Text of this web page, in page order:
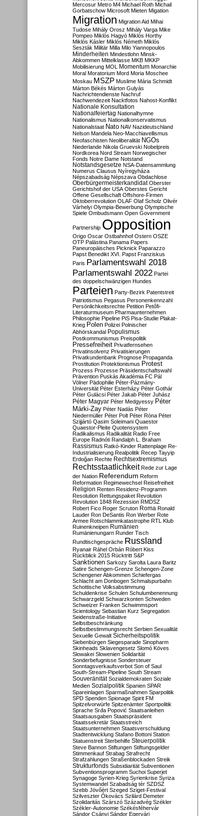
Mercosur Metro M4 Michael Roth Michail
Gorbatschow Microsoft Mieten Migation
Migration Migration Aid Mihai
Tudose Mihály Orosz Mihály Varga Mike
Pompeo Miklós Hagyó Miklós Horthy
Miklós Kásler Miklós Németh Miklós
Seszták Militär Milla Milo Yiannopoulos
Minderheiten Mindestlohn Minsk-
Abkommen Mittelklasse MKB MKKP
Mobilisierung MOL Momentum Monarchie
Moral Moratorium Mord Moria Moschee
Moskau MSZP Muslime Mária Schmidt
Márton Békés Márton Gulyás
Nachrichtendienste Nachruf
Nachwendezeit Nacktfotos Nahost-Konflikt
Nationale Konsultation
Nationalfeiertag Nationalhymne
Nationalismus Nationalkonservatismus
Nationalstaat Nato NAV Nazideutschland
Nelson Mandela Neo-Macchiavellismus
Neofaschisten Neoliberalität NGOs
Niederlande Nikola Gruevski Nobelpreis
Nordkorea Nord Stream Norwegischer
Fonds Notre Dame Notstand
Notstandsgesetze NSA-Datensammlung
Numerus Clausus Nyíregyháza
Népszabadság Népszava Obdachlose
Oberbürgermeisterkandidat Oberster
Gerichtshof der USA Oberstes Gericht
Offene Gesellschaft Offshore-Firmen
Oktoberrevolution OLAF Olaf Scholz Olivér
Várhelyi Olympia-Bewerbung Olympische
Spiele Ombudsmann Open Government
Partnership Opposition
Origo Oscar Ostbahnhof Ostern OSZE
OTP Palästina Panama Papers
Paneuropäisches Picknick Paparazzo
Papst Benedikt XVI. Papst Franziskus
Paris Parlamentswahl 2018
Parlamentswahl 2022 Partei
des doppelschwänzigen Hundes
Parteien Party-Bezirk Patentstreit
Patriotismus Pegasus Personenkennzahl
Persönlichkeitsrechte Petition Petőfi-
Literaturmuseum Pharmaunternehmen
Philosophie Pipeline PiS Pisa-Studie Plakat-
Krieg Polen Polizei Polnischer
Abhörskandal Populismus
Postkommunismus Preispolitik
Pressefreiheit Privatfernsehen
Privatinsolvenz Privatisierungen
Privatkundenbank Prognose Propaganda
Prostitution Protektionismus Protest
Prozess Prozesse Präsidentschaftswahl
Prävention Puskás Akadémia FC Pál
Völner Pädophilie Péter-Pázmány-
Universität Péter Esterházy Péter Gothár
Péter Gulácsi Péter Jakab Péter Juhász
Péter Magyar Péter Medgyessy Péter
Márki-Zay Péter Nadás Péter
Niedermüller Péter Polt Péter Róna Péter
Szijjártó Qasim Soleimani Quaestor
Quaestor-Pleite Quotensystem
Radikalismus Radikalität Radio Free
Europe Radnóti Randalph L. Braham
Rassismus Ratkó-Kinder Rattenplage Re-
Industrialisierung Realpolitik Recep Tayyip
Erdoğan Rechte Rechtsextremismus
Rechtsstaatlichkeit Rede zur Lage
der Nation Referendum Reform
Reformation Regimewechsel Reisefreiheit
Religion Renten Residenz-Programm
Resolution Rettungspaket Revolution
Revolution 1848 Rezession RMDSZ
Robert Fico Roger Scruton Roma Ronald
Lauder Ron DeSantis Ron Werber Rote
Armee Rotschlammkatastrophe RTL Klub
Ruinenkneipen Rumänien
Rumänienungarn Runder Tisch
Rundtischgespräche Russland
Ryanair Ráhel Orbán Róbert Kiss
Rückblick 2015 Rücktritt S&P
Sanktionen Sarkozy Sarolta Laura Baritz
Satire Schengen-Grenze Schengen-Zone
Schengener Abkommen Schiefergas
Schlacht am Donbogen Schmalspurbahn
Schottische Volksabstimmung
Schuldenkrise Schulen Schulumbenennung
Schwarzgeld Schwarzkonten Schweden
Schweizer Franken Schwimmsport
Scientology Sebastian Kurz Segregation
Seidenstraße-Initiative
Selbstbeschränkung
Selbstbestimmungsrecht Serbien Sexualität
Sexuelle Gewalt Sicherheitspolitik
Siebenbürgen Siegesparade Sinopharm
Skinheads Sklavengesetz Slomó Köves
Slowakei Slowenien Solidarität
Sonderbefugnisse Sondersteuer
Sonntagsverkaufsverbot Son of Saul
South-Stream-Pipeline South Stream
Souveränität Sozialdemokraten Soziale
Medien Sozialpolitik Spanien SPAR
Spareinlagen Sparmaßnahmen Sparpolitik
SPD Spenden Spionage Spirit FM
Spitzelvorwürfe Spitzenämter Sportpolitik
Sprache Srđa Popović Staatsanleihen
Staatsausgaben Staatspräsident
Staatssekretär Staatsstreich
Staatsunternehmen Staatsverschuldung
Stadtentwicklung Stafano Bottoni Station
Statuenstreit Sterbehilfe Steuerpolitik
Steve Bannon Stiftungen Stiftungsgelder
Stimmenkauf Strabag Strafrecht
Strafzahlungen Straßenblockaden Streik
Strukturfonds Subsidiarität Subventionen
Subventionsprogramm Suchoi Superjet
Synagoge Syrien-Krieg Syrienkrise Syriza
Systemwandel Szabadság tér SZDSZ
Szebb Jövőért Szeged Sziget-Festival
Szilveszter Ókovács Szilárd Demeter
Szolidaritás Szárszó Századvég Székler
Székler-Autonomie Székésféhervár
Sándor Csányi Sándor Egervári